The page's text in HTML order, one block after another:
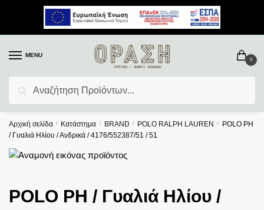
MENU
Αναζήτηση
0
Αρχική σελίδα / Κατάστημα / BRAND / POLO RALPH LAUREN /
POLO PH
/ Γυαλιά Ηλίου / Ανδρικά / 4176/552387/51 / 51
POLO PH / Γυαλιά Ηλίου /